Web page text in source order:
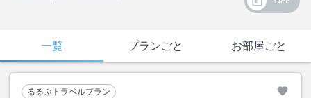
一覧 プランごと お部屋ごと
るるぶトラベルプラン